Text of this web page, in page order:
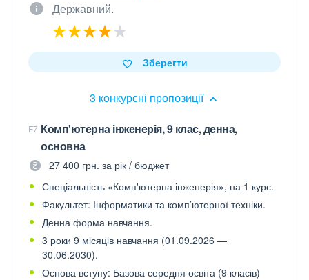
Державний.
3 конкурсні пропозиції
Зберегти
F7 Комп'ютерна інженерія, 9 клас, денна,
основна
27 400 грн. за рік / бюджет
Спеціальність «Комп'ютерна інженерія», на 1 курс.
Факультет: Інформатики та комп’ютерної техніки.
Денна форма навчання.
3 роки 9 місяців навчання (01.09.2026 —
30.06.2030).
Основа вступу: Базова середня освіта (9 класів)